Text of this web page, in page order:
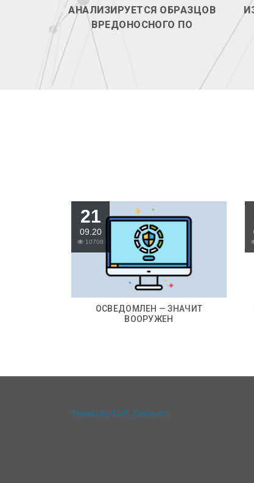
АНАЛИЗИРУЕТСЯ ОБРАЗЦОВ
ВРЕДОНОСНОГО ПО
21
09.20
10708
ОСВЕДОМЛЕН — ЗНАЧИТ
ВООРУЖЕН
Tweets by CyS_Centrum